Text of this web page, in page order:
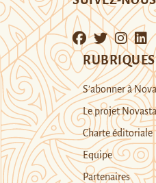
RUBRIQUES
S’abonner à
Le projet
Charte éditoriale
Equipe
Partenaires